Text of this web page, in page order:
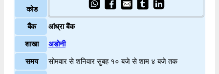
कोड
बैंक आंध्रा बैंक
शाखा अडोनी
समय सोमवार से शनिवार सुबह १० बजे से शाम ४ बजे तक